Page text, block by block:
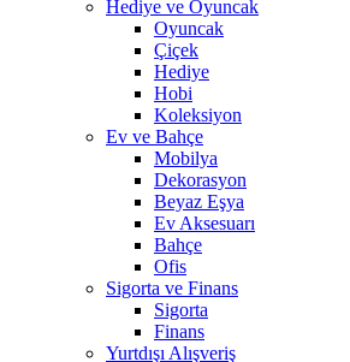
Hediye ve Oyuncak
Oyuncak
Çiçek
Hediye
Hobi
Koleksiyon
Ev ve Bahçe
Mobilya
Dekorasyon
Beyaz Eşya
Ev Aksesuarı
Bahçe
Ofis
Sigorta ve Finans
Sigorta
Finans
Yurtdışı Alışveriş